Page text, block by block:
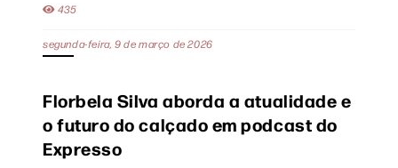
435
segunda-feira, 9 de março de 2026
Florbela Silva aborda a atualidade e
o futuro do calçado em podcast do
Expresso